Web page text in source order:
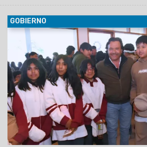
GOBIERNO
09/08/2026
El Gobernador estuvo
que contó con la participación de más de
Colegios secundarios,
educación superior, centros de
y otras instituciones presentaron
estudio e iniciativas de inserción